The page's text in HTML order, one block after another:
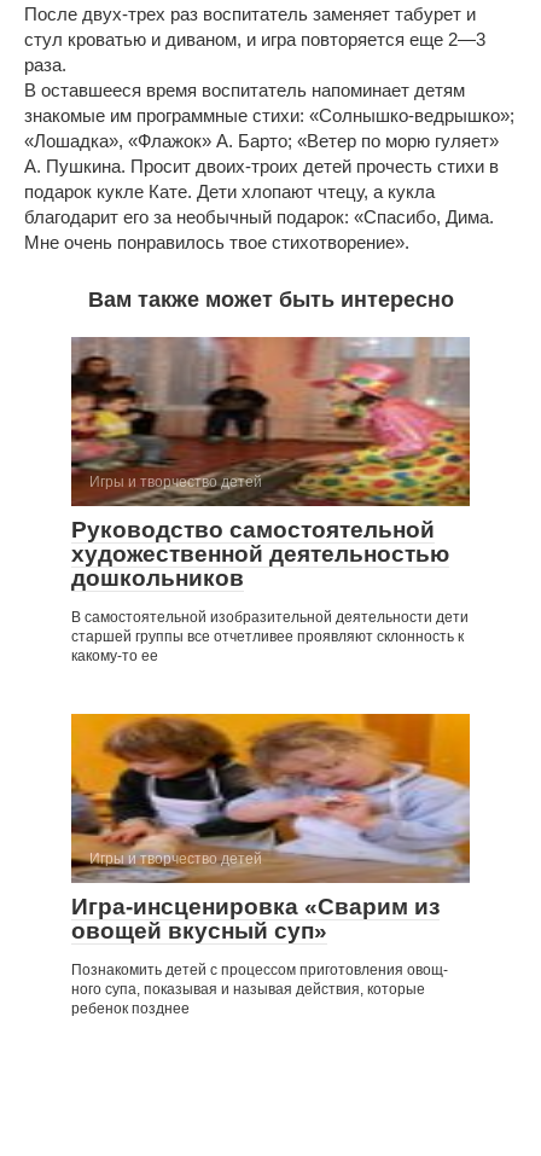
После двух-трех раз воспитатель заменяет табурет и
стул кроватью и диваном, и игра повторяется еще 2—3
раза.
В оставшееся время воспитатель напоминает детям
знакомые им программные стихи: «Солнышко-ведрышко»;
«Лошадка», «Флажок» А. Барто; «Ветер по морю гуляет»
А. Пушкина. Просит двоих-троих детей прочесть стихи в
подарок кукле Кате. Дети хлопают чтецу, а кукла
благодарит его за необычный подарок: «Спасибо, Дима.
Мне очень понравилось твое стихотворение».
Вам также может быть интересно
Игры и творчество детей
Руководство самостоятельной
художественной деятельностью
дошкольников
В самостоятельной изобразительной деятельности дети
старшей группы все отчетливее проявляют склонность к
какому-то ее
Игры и творчество детей
Игра-инсценировка «Сварим из
овощей вкусный суп»
Познакомить детей с процессом приготовления овощ­
ного супа, показывая и называя действия, которые
ребенок позднее